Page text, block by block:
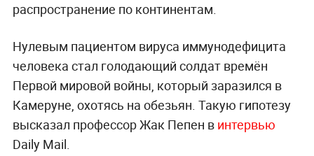
распространение по континентам.
Нулевым пациентом вируса иммунодефицита
человека стал голодающий солдат времён
Первой мировой войны, который заразился в
Камеруне, охотясь на обезьян. Такую гипотезу
высказал профессор Жак Пепен в интервью
Daily Mail.